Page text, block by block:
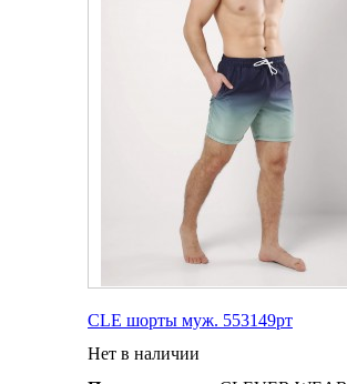
CLE шорты муж. 553149рт
Нет в наличии